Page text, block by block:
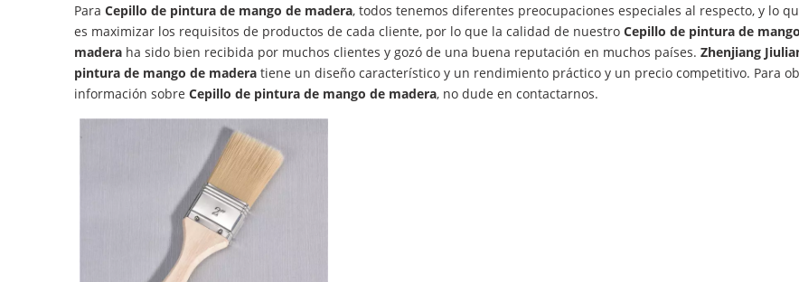
Para Cepillo de pintura de mango de madera, todos tenemos diferentes preocupaciones especiales al respecto, y lo
es maximizar los requisitos de productos de cada cliente, por lo que la calidad de nuestro Cepillo de pintura de
madera ha sido bien recibida por muchos clientes y gozó de una buena reputación en muchos países. Zhenjiang
pintura de mango de madera tiene un diseño característico y un rendimiento práctico y un precio competitivo. Para
información sobre Cepillo de pintura de mango de madera, no dude en contactarnos.